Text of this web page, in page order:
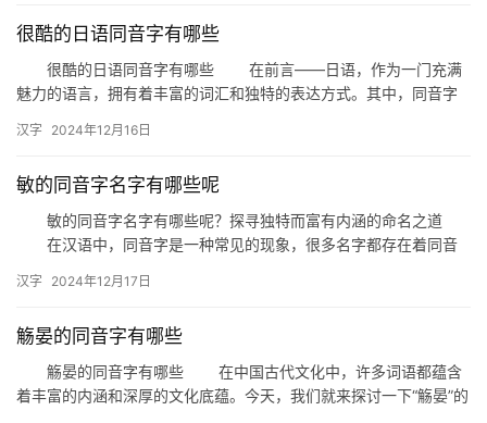
很酷的日语同音字有哪些
很酷的日语同音字有哪些 在前言——日语，作为一门充满
魅力的语言，拥有着丰富的词汇和独特的表达方式。其中，同音字
径庭…
汉字 2024年12月16日
敏的同音字名字有哪些呢
敏的同音字名字有哪些呢？探寻独特而富有内涵的命名之道
在汉语中，同音字是一种常见的现象，很多名字都存在着同音
如…
汉字 2024年12月17日
觞晏的同音字有哪些
觞晏的同音字有哪些 在中国古代文化中，许多词语都蕴含
着丰富的内涵和深厚的文化底蕴。今天，我们就来探讨一下“觞晏”的